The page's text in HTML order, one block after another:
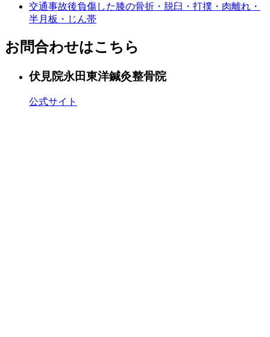
交通事故後負傷した膝の骨折・脱臼・打撲・肉離れ・
半月板・じん帯
お問合わせはこちら
伏見院永田東洋鍼灸整骨院
公式サイト